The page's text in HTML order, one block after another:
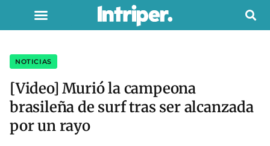
NOTICIAS
[Video] Murió la campeona
brasileña de surf tras ser alcanzada
por un rayo